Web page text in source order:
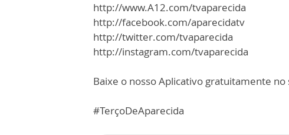
http://www.A12.com/tvaparecida
http://facebook.com/aparecidatv
http://twitter.com/tvaparecida
http://instagram.com/tvaparecida
Baixe o nosso Aplicativo gratuitamente
#TerçoDeAparecida